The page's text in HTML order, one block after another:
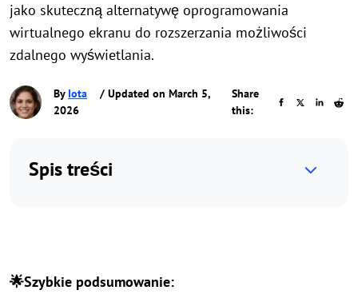
jako skuteczną alternatywę oprogramowania
wirtualnego ekranu do rozszerzania możliwości
zdalnego wyświetlania.
By Iota
/ Updated on March 5,
2026
Share
this:
Spis treści
🌟Szybkie podsumowanie: